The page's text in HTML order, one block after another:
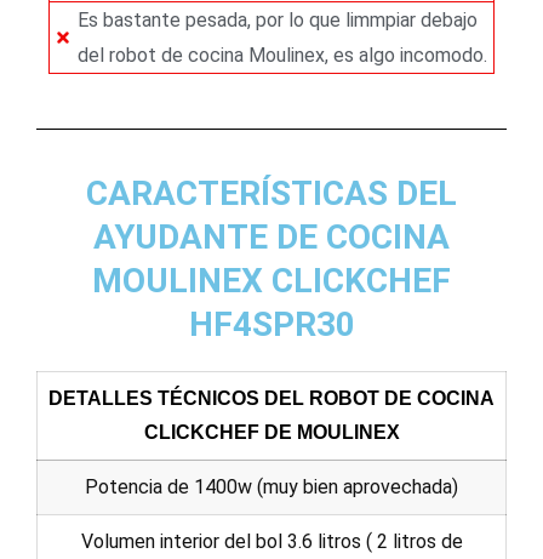
Es bastante pesada, por lo que limmpiar debajo
del robot de cocina Moulinex, es algo incomodo.
CARACTERÍSTICAS DEL
AYUDANTE DE COCINA
MOULINEX CLICKCHEF
HF4SPR30
DETALLES TÉCNICOS DEL ROBOT DE COCINA
CLICKCHEF DE MOULINEX
Potencia de 1400w (muy bien aprovechada)
Volumen interior del bol 3.6 litros ( 2 litros de